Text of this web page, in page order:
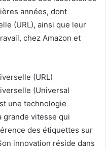
années, dont
(URL), ainsi que leur
chez Amazon et
(URL)
(Universal
une technologie
grande vitesse qui
des étiquettes sur
innovation réside dans